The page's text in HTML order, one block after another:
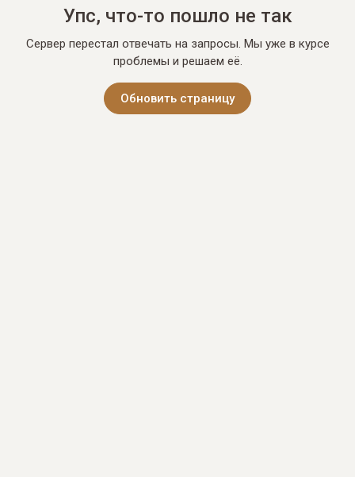
Упс, что-то пошло не так
Сервер перестал отвечать на запросы. Мы уже в курсе
проблемы и решаем её.
Обновить страницу